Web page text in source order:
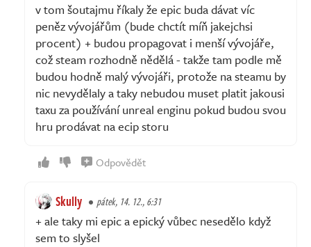
v tom šoutajmu říkaly že epic buda dávat víc
peněz vývojářům (bude chctít míň jakejchsi
procent) + budou propagovat i menší vývojáře,
což steam rozhodně nědělá - takže tam podle mě
budou hodně malý vývojáři, protože na steamu by
nic nevydělaly a taky nebudou muset platit jakousi
taxu za používání unreal enginu pokud budou svou
hru prodávat na ecip storu
Odpovědět
Skully pátek, 14. 12., 6:31
+ ale taky mi epic a epický vůbec nesedělo když
sem to slyšel